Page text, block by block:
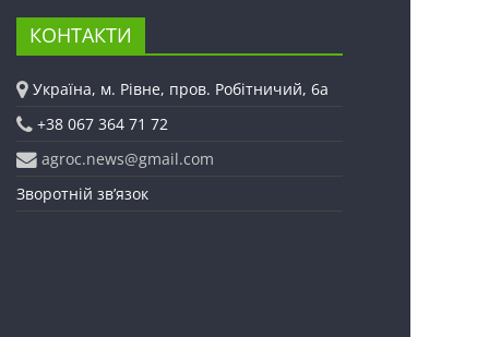
КОНТАКТИ
Україна, м. Рівне, пров. Робітничий, 6а
+38 067 364 71 72
agroc.news@gmail.com
Зворотній зв’язок